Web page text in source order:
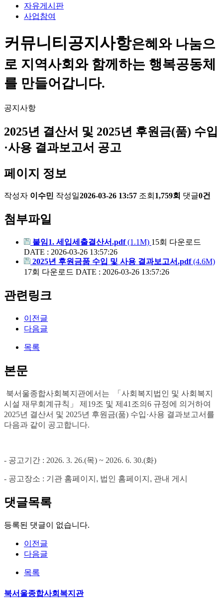
자유게시판
사업참여
커뮤니티공지사항은혜와 나눔으
로 지역사회와 함께하는 행복공동체
를 만들어갑니다.
공지사항
2025년 결산서 및 2025년 후원금(품) 수입
·사용 결과보고서 공고
페이지 정보
작성자 이수민 작성일2026-03-26 13:57 조회 1,759회 댓글0건
첨부파일
붙임1. 세입세출결산서.pdf(1.1M) 15회 다운로드
DATE : 2026-03-26 13:57:26
2025년 후원금품 수입 및 사용 결과보고서.pdf(4.6M)
17회 다운로드 DATE : 2026-03-26 13:57:26
관련링크
이전글
다음글
목록
본문
북서울종합사회복지관에서는 「사회복지법인 및 사회복지
시설 재무회계규칙」 제19조 및 제41조의6 규정에 의거하여
2025년 결산서 및 2025년 후원금(품) 수입·사용 결과보고서를
다음과 같이 공고합니다.
- 공고기간 : 2026. 3. 26.(목) ~ 2026. 6. 30.(화)
- 공고장소 : 기관 홈페이지 , 법인 홈페이지 , 관내 게시
댓글목록
등록된 댓글이 없습니다.
이전글
다음글
목록
북서울종합사회복지관